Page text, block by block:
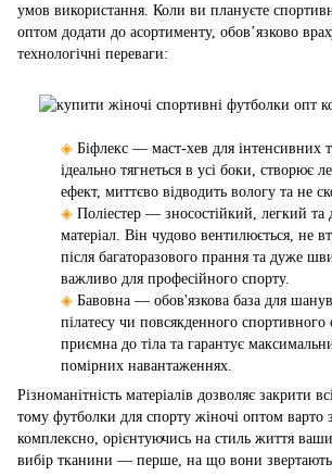
умов використання. Коли ви плануєте
оптом додати до асортименту, обов’язково
технологічні переваги:
◈ Біфлекс — маст-хев для інтенсивних
ідеально тягнеться в усі боки, створює
ефект, миттєво відводить вологу та не
◈ Поліестер — зносостійкий, легкий
матеріал. Він чудово вентилюється, не
після багаторазового прання та дуже
важливо для професійного спорту.
◈ Бавовна — обов'язкова база для
пілатесу чи повсякденного
приємна до тіла та гарантує
помірних навантаженнях.
Різноманітність матеріалів дозволяє закрити
тому футболки для спорту жіночі оптом варто
комплексно, орієнтуючись на стиль життя
вибір тканини — перше, на що вони звертають